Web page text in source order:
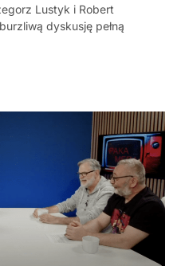
Lustyk i Robert
dyskusję pełną